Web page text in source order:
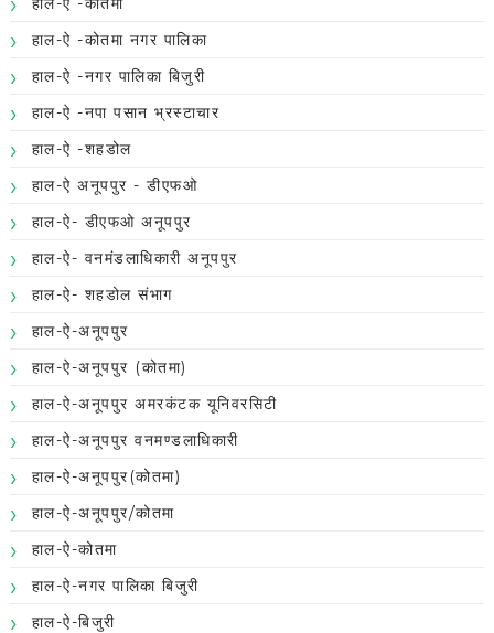
हाल-ऐ -कोतमा नगर पालिका
हाल-ऐ -नगर पालिका बिजुरी
हाल-ऐ -नपा पसान भ्रस्टाचार
हाल-ऐ -शहडोल
हाल-ऐ अनूपपुर - डीएफओ
हाल-ऐ- डीएफओ अनूपपुर
हाल-ऐ- वनमंडलाधिकारी अनूपपुर
हाल-ऐ- शहडोल संभाग
हाल-ऐ-अनूपपुर
हाल-ऐ-अनूपपुर (कोतमा)
हाल-ऐ-अनूपपुर अमरकंटक यूनिवरसिटी
हाल-ऐ-अनूपपुर वनमण्डलाधिकारी
हाल-ऐ-अनूपपुर(कोतमा)
हाल-ऐ-अनूपपुर/कोतमा
हाल-ऐ-कोतमा
हाल-ऐ-नगर पालिका बिजुरी
हाल-ऐ-बिजुरी